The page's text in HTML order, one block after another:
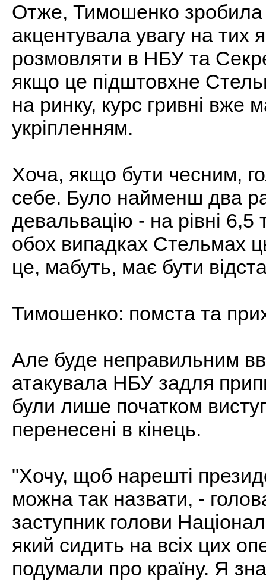
Отже, Тимошенко
акцентувала увагу на тих
розмовляти в НБУ та
якщо це підштовхне
на ринку, курс гривні вже
укріпленням.
Хоча, якщо бути чесним,
себе. Було найменш два
девальвацію - на рівні
обох випадках Стельмах
це, мабуть, має бути
Тимошенко: помста та
Але буде неправильним
атакувала НБУ задля
були лише початком
перенесені в кінець.
"Хочу, щоб нарешті
можна так назвати, -
заступник голови
який сидить на всіх цих
подумали про країну. Я